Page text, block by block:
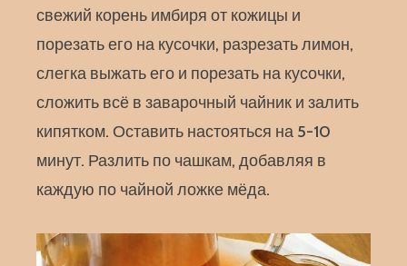
свежий корень имбиря от кожицы и
порезать его на кусочки, разрезать лимон,
слегка выжать его и порезать на кусочки,
сложить всё в заварочный чайник и залить
кипятком. Оставить настояться на 5-10
минут. Разлить по чашкам, добавляя в
каждую по чайной ложке мёда.